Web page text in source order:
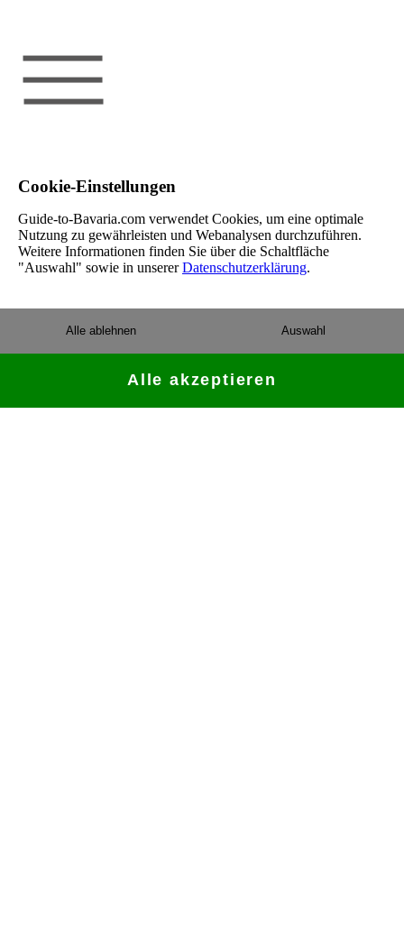
Cookie-Einstellungen
Guide-to-Bavaria.com verwendet Cookies, um eine optimale
Nutzung zu gewährleisten und Webanalysen durchzuführen.
Weitere Informationen finden Sie über die Schaltfläche
"Auswahl" sowie in unsererDatenschutzerklärung.
Auswahl
Alle ablehnen
Alle akzeptieren